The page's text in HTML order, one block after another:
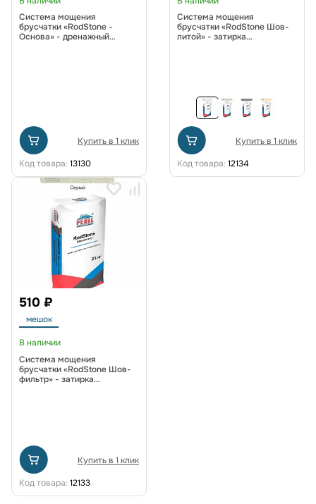
Система мощения
брусчатки «RodStone -
Основа» - дренажный
Купить в 1 клик
Код товара: 13130
Система мощения
брусчатки «RodStone Шов-
литой» - затирка
Купить в 1 клик
Код товара: 12134
510 ₽
мешок
В наличии
Система мощения
брусчатки «RodStone Шов-
фильтр» - затирка
Купить в 1 клик
Код товара: 12133